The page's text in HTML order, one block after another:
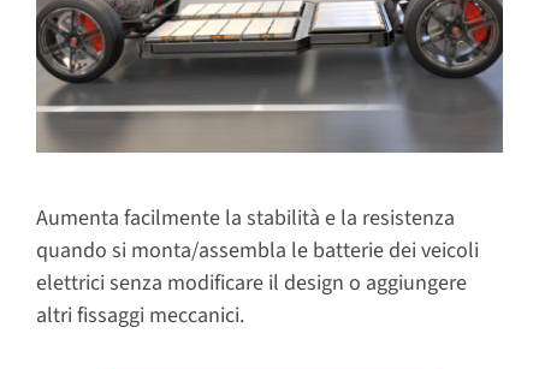
Aumenta facilmente la stabilità e la resistenza
quando si monta/assembla le batterie dei veicoli
elettrici senza modificare il design o aggiungere
altri fissaggi meccanici.